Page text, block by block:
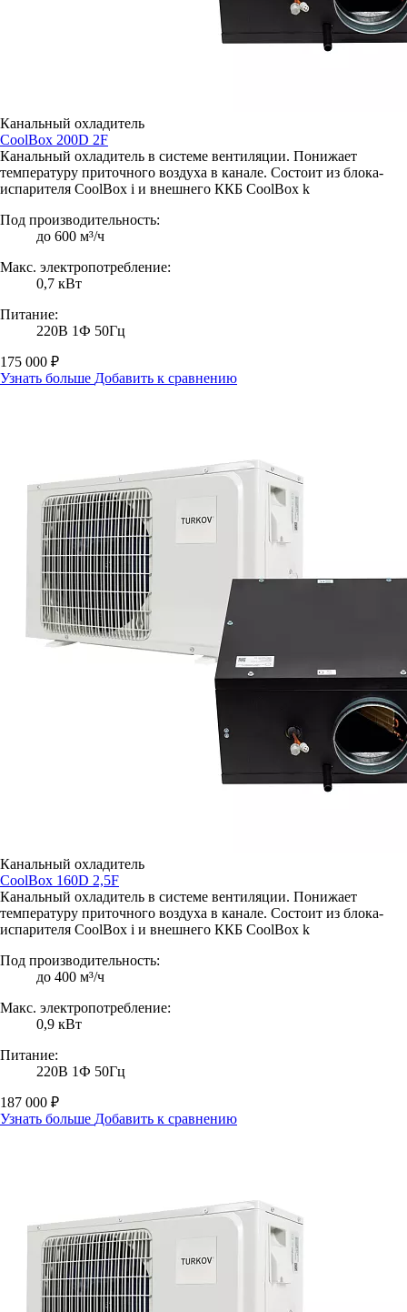
Канальный охладитель
CoolBox 200D 2F
Канальный охладитель в системе вентиляции. Понижает
температуру приточного воздуха в канале. Состоит из блока-
испарителя CoolBox i и внешнего ККБ CoolBox k
Под производительность:
до 600 м³/ч
Макс. электропотребление:
0,7 кВт
Питание:
220В 1Ф 50Гц
175 000 ₽
Узнать больше Добавить к сравнению
Канальный охладитель
CoolBox 160D 2,5F
Канальный охладитель в системе вентиляции. Понижает
температуру приточного воздуха в канале. Состоит из блока-
испарителя CoolBox i и внешнего ККБ CoolBox k
Под производительность:
до 400 м³/ч
Макс. электропотребление:
0,9 кВт
Питание:
220В 1Ф 50Гц
187 000 ₽
Узнать больше Добавить к сравнению